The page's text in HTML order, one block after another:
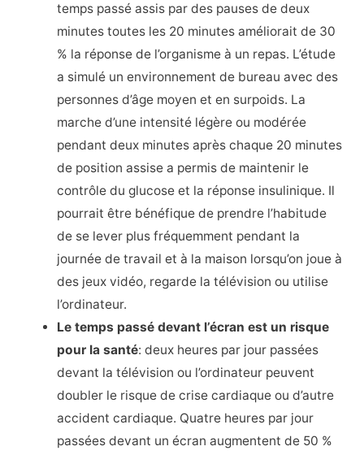
temps passé assis par des pauses de deux
minutes toutes les 20 minutes améliorait de 30
% la réponse de l’organisme à un repas. L’étude
a simulé un environnement de bureau avec des
personnes d’âge moyen et en surpoids. La
marche d’une intensité légère ou modérée
pendant deux minutes après chaque 20 minutes
de position assise a permis de maintenir le
contrôle du glucose et la réponse insulinique. Il
pourrait être bénéfique de prendre l’habitude
de se lever plus fréquemment pendant la
journée de travail et à la maison lorsqu’on joue à
des jeux vidéo, regarde la télévision ou utilise
l’ordinateur.
Le temps passé devant l’écran est un risque
pour la santé: deux heures par jour passées
devant la télévision ou l’ordinateur peuvent
doubler le risque de crise cardiaque ou d’autre
accident cardiaque. Quatre heures par jour
passées devant un écran augmentent de 50 %